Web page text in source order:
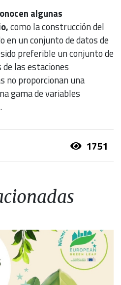
algunas
como la construcción del
en un conjunto de datos de
preferible un conjunto de
las estaciones
no proporcionan una
gama de variables
1751